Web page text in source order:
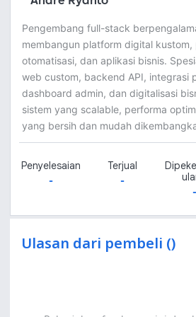
Pengembang full-stack
membangun platform digital kustom,
otomatisasi, dan aplikasi bisnis.
web custom, backend API, integrasi
dashboard admin, dan digitalisasi
sistem yang scalable, performa
yang bersih dan mudah
Penyelesaian
-
Terjual
-
-
Ulasan dari pembeli ()